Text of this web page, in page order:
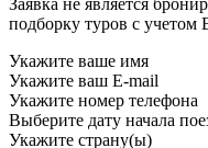
Заявка не является
подборку туров с
Укажите ваше имя
Укажите ваш E-mail
Укажите номер телефона
Выберите дату начала
Укажите страну(ы)